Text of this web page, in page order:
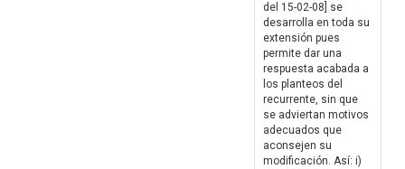
del 15-02-08] se
desarrolla en toda su
extensión pues
permite dar una
respuesta acabada a
los planteos del
recurrente, sin que
se adviertan motivos
adecuados que
aconsejen su
modificación. Así: i)